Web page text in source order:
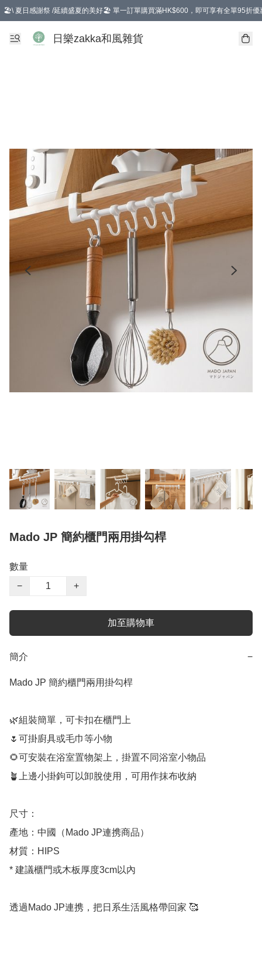
🏖️\ 夏日感謝祭 /延續盛夏的美好🏖️ 單一訂單購買滿HK$600，即可享有全單95折優
選擇GoGoX住宅/工商地址配送，單一訂單消費購物滿HK$680(折扣後），可享有
日樂zakka和風雜貨
Mado JP 簡約櫃門兩用掛勾桿
數量
−
+
加至購物車
簡介 −
Mado JP 簡約櫃門兩用掛勾桿
🌿組裝簡單，可卡扣在櫃門上
🌷可掛廚具或毛巾等小物
🌻可安裝在浴室置物架上，掛置不同浴室小物品
🪴上邊小掛鉤可以卸脫使用，可用作抹布收納
尺寸：
產地：中國（Mado JP連携商品）
材質：HIPS
* 建議櫃門或木板厚度3cm以內
透過Mado JP連携，把日系生活風格帶回家 🥰